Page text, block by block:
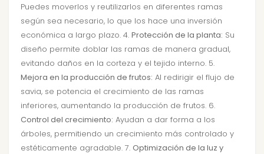
Puedes moverlos y reutilizarlos en diferentes ramas
según sea necesario, lo que los hace una inversión
económica a largo plazo. 4. Protección de la planta: Su
diseño permite doblar las ramas de manera gradual,
evitando daños en la corteza y el tejido interno. 5.
Mejora en la producción de frutos: Al redirigir el flujo de
savia, se potencia el crecimiento de las ramas
inferiores, aumentando la producción de frutos. 6.
Control del crecimiento: Ayudan a dar forma a los
árboles, permitiendo un crecimiento más controlado y
estéticamente agradable. 7. Optimización de la luz y